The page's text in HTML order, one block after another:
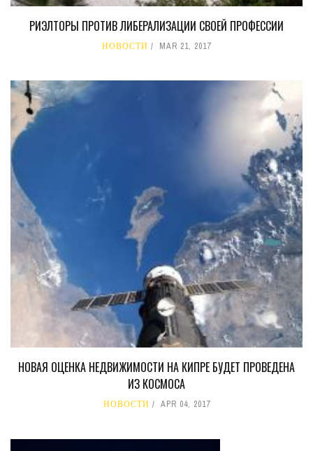
РИЭЛТОРЫ ПРОТИВ ЛИБЕРАЛИЗАЦИИ СВОЕЙ ПРОФЕССИИ
НОВОСТИ MAR 21, 2017
НОВАЯ ОЦЕНКА НЕДВИЖИМОСТИ НА КИПРЕ БУДЕТ ПРОВЕДЕНА
ИЗ КОСМОСА
НОВОСТИ APR 04, 2017